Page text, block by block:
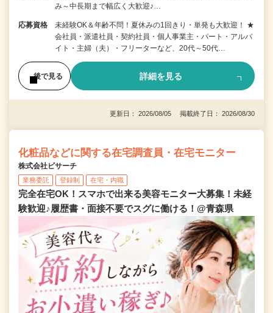
み～中長期まで幅広く大歓迎♪…
応募資格
未経験OK＆年齢不問！夏休みの1回きり・単発も大歓迎！ ★
会社員・派遣社員・契約社員・個人事業主・パート・アルバ
イト・主婦（夫）・フリーターなど、20代～50代…
後で見る 詳細を見る
更新日： 2026/08/05 掲載終了日： 2026/08/30
化粧品などに関する在宅調査員・在宅モニター
株式会社ビサーチ
業務委託 登録制 在宅・内職
完全在宅OK！スマホで出来る美容モニター大募集！未経
験歓迎♪履歴書・面接不要でスグに働ける！@青森県